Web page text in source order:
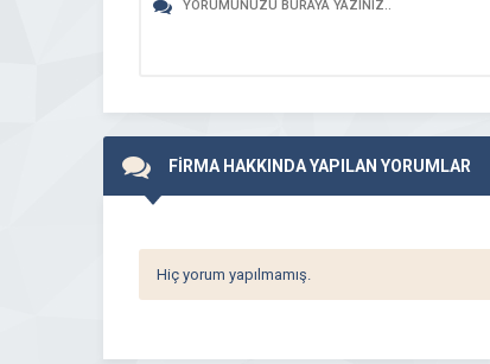
FİRMA HAKKINDA YAPILAN YORUMLAR
Hiç yorum yapılmamış.